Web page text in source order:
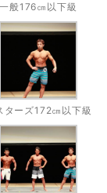
一般176㎝以下級
ターズ172㎝以下級